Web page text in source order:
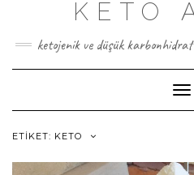
KETO
ketojenik ve düşük
ETIKET: KETO